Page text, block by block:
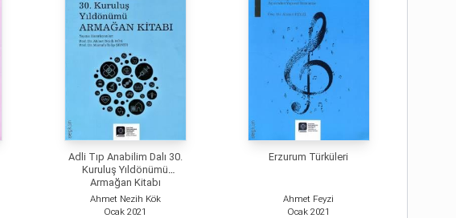
Adli Tıp Anabilim Dalı 30.
Kuruluş Yıldönümü
Armağan Kitabı
Ahmet Nezih Kök
Ocak 2021
Erzurum Türküleri
Ahmet Feyzi
Ocak 2021